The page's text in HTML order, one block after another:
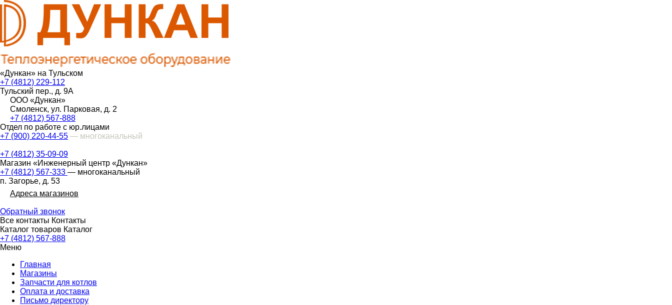
«Дункан» на Тульском
+7 (4812) 229-112
Тульский пер., д. 9А
ООО «Дункан»
Смоленск, ул. Парковая, д. 2
+7 (4812) 567-888
Отдел по работе с юр.лицами
+7 (900) 220-44-55 — многоканальный
+7 (4812) 35-09-09
Магазин «Инженерный центр «Дункан»
+7 (4812) 567-333 — многоканальный
п. Загорье, д. 53
Адреса магазинов
Обратный звонок
Все контакты Контакты
Каталог товаров Каталог
+7 (4812) 567-888
Меню
Главная
Магазины
Запчасти для котлов
Оплата и доставка
Письмо директору